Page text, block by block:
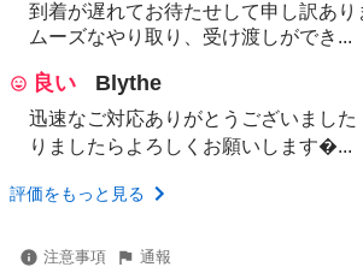
到着が遅れてお待たせして申し訳あり
ムーズなやり取り、受け渡しができ...
良い Blythe
迅速なご対応ありがとうございました
りましたらよろしくお願いします...
評価をもっと見る
注意事項 通報